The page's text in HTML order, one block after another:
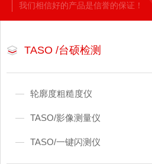
我们相信好的产品是信誉的保证！
TASO /台硕检测
轮廓度粗糙度仪
TASO/影像测量仪
TASO/一键闪测仪